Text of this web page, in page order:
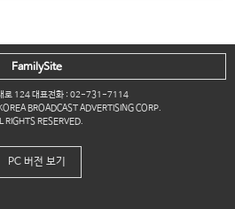
로 124 대표전화 : 02-731-7114
BROADCAST ADVERTISING CORP.
RIGHTS RESERVED.
FamilySite
PC 버전 보기